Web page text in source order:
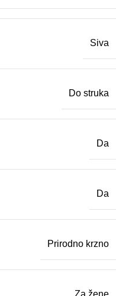
Siva
Do struka
Da
Da
Prirodno krzno
Za žene